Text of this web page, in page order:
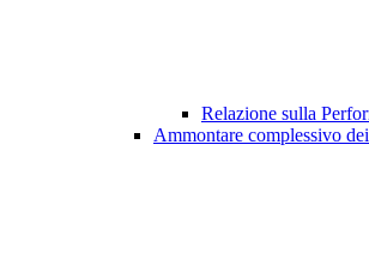
Relazione sulla
Ammontare complessivo